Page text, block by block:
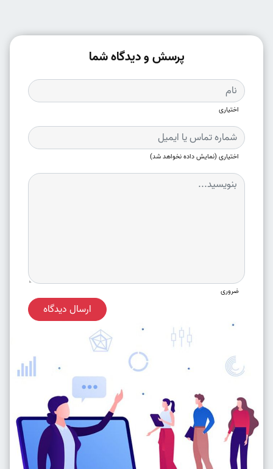
پرسش و دیدگاه شما
اختیاری
اختیاری (نمایش داده نخواهد شد)
ضروری
ارسال دیدگاه